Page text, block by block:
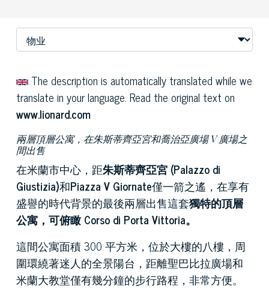
The description is automatically translated while we
translate in your language. Read the original text on
www.lionard.com
兩層頂層公寓，在朱斯蒂齊亞宮和喬治亞廣場 V 廣場之
間出售
在米蘭市中心，距朱斯蒂齊亞宮 (Palazzo di
Giustizia)和Piazza V Giornate僅一箭之遙，在享有
盛譽的時代背景的最後兩層出售這套獨特的頂層
公寓，可俯瞰 Corso di Porta Vittoria。
這間公寓面積 300 平方米，位於大樓的八樓，周
圍環繞著迷人的全景陽台，距離聖巴比拉廣場和
米蘭大教堂僅有幾分鐘的步行路程，非常方便。